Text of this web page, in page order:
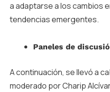
a adaptarse a los cambios
tendencias emergentes.
Paneles de
A continuación, se llevó a
moderado por Charip